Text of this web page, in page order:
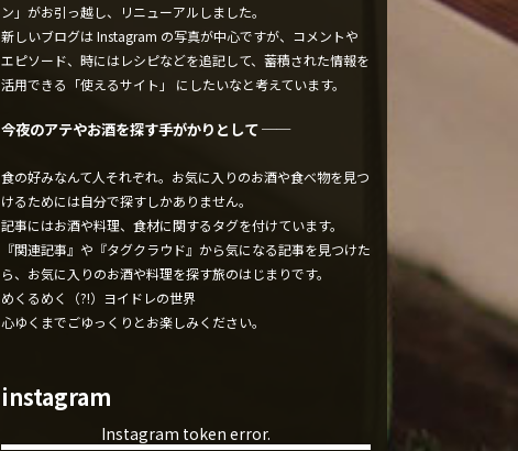
ン」がお引っ越し、リニューアルしました。
新しいブログは Instagram の写真が中心ですが、コメントや
エピソード、時にはレシピなどを追記して、蓄積された情報を
活用できる「使えるサイト」 にしたいなと考えています。
今夜のアテやお酒を探す手がかりとして ──
食の好みなんて人それぞれ。お気に入りのお酒や食べ物を見つ
けるためには自分で探すしかありません。
記事にはお酒や料理、食材に関するタグを付けています。
『関連記事』や『タグクラウド』から気になる記事を見つけた
ら、お気に入りのお酒や料理を探す旅のはじまりです。
めくるめく（?!）ヨイドレの世界
心ゆくまでごゆっくりとお楽しみください。
instagram
Instagram token error.